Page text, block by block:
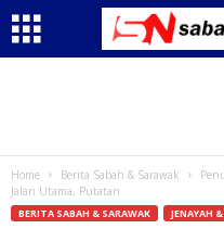
Home Berita Sabah & Sarawak
Jalan Utama, Putatan
BERITA SABAH & SARAWAK JENAYAH